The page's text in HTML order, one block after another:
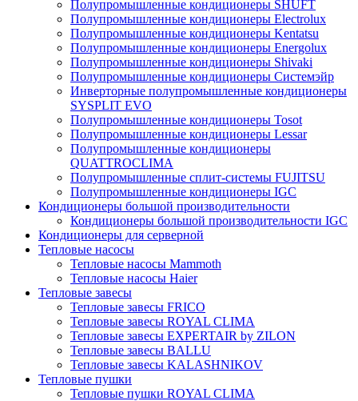
Полупромышленные кондиционеры SHUFT
Полупромышленные кондиционеры Electrolux
Полупромышленные кондиционеры Kentatsu
Полупромышленные кондиционеры Energolux
Полупромышленные кондиционеры Shivaki
Полупромышленные кондиционеры Системэйр
Инверторные полупромышленные кондиционеры
SYSPLIT EVO
Полупромышленные кондиционеры Tosot
Полупромышленные кондиционеры Lessar
Полупромышленные кондиционеры
QUATTROCLIMA
Полупромышленные сплит-системы FUJITSU
Полупромышленные кондиционеры IGC
Кондиционеры большой производительности
Кондиционеры большой производительности IGC
Кондиционеры для серверной
Тепловые насосы
Тепловые насосы Mammoth
Тепловые насосы Haier
Тепловые завесы
Тепловые завесы FRICO
Тепловые завесы ROYAL CLIMA
Тепловые завесы EXPERTAIR by ZILON
Тепловые завесы BALLU
Тепловые завесы KALASHNIKOV
Тепловые пушки
Тепловые пушки ROYAL CLIMA